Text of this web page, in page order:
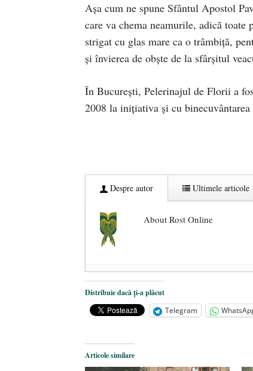
Așa cum ne spune Sfântul Apostol
care va chema neamurile, adică
strigat cu glas mare ca o trâmbiță,
și învierea de obște de la sfârșitul
În București, Pelerinajul de Florii a
2008 la inițiativa și cu
Despre autor Ultimele articole
About Rost Online
Dezvăluiri cutremurătoare
Statul care servește Națiunea -
Legea Vexler produce efecte.
Distribuie dacă ți-a plăcut
Telegram
Articole similare